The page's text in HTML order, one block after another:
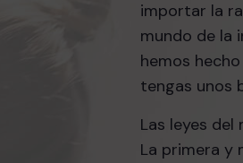
importar la
mundo de la
hemos
tengas unos
Las leyes
La primera y